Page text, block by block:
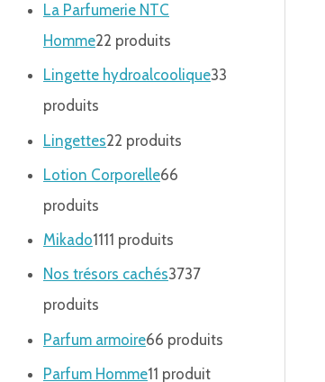
La Parfumerie NTC
Homme22 produits
Lingette hydroalcoolique33
produits
Lingettes22 produits
Lotion Corporelle66
produits
Mikado11 11 produits
Nos trésors cachés3737
produits
Parfum armoire66 produits
Parfum Homme11 produit